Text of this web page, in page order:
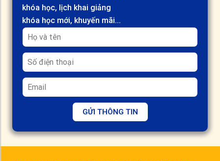
khóa học, lịch khai giảng
khóa học mới, khuyến mãi...
GỬI THÔNG TIN